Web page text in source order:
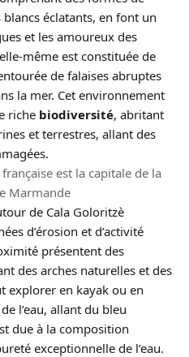
éclatants, en font un
et les amoureux des
même est constituée de
de falaises abruptes
la mer. Cet environnement
riche biodiversité, abritant
et terrestres, allant des
est la capitale de la
Marmande
de Cala Goloritzè
d’érosion et d’activité
présentent des
des arches naturelles et des
explorer en kayak ou en
l’eau, allant du bleu
due à la composition
exceptionnelle de l’eau.